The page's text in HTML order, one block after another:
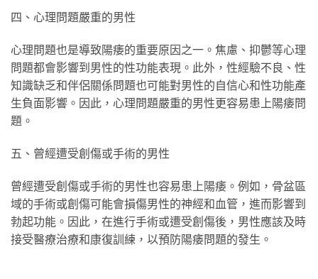
四、心理問題嚴重的男性
心理問題也是導致陽痿的重要原因之一。焦慮、抑鬱等心理
問題都會影響到男性的性功能表現。此外，性經驗不良、性
知識缺乏和伴侶關係問題也可能對男性的自信心和性功能產
生負面影響。因此，心理問題嚴重的男性更容易患上陽痿問
題。
五、曾經遭受創傷或手術的男性
曾經遭受創傷或手術的男性也容易患上陽痿。例如，骨盆區
域的手術或創傷可能會損傷男性的神經和血管，進而影響到
勃起功能。因此，在進行手術或遭受創傷後，男性應該及時
接受醫療治療和康復訓練，以預防陽痿問題的發生。